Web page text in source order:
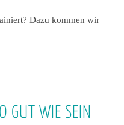
Dazu kommen wir
GUT WIE SEIN